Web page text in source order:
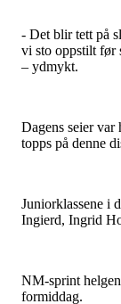
- Det blir tett på
vi sto oppstilt før
– ydmykt.
Dagens seier
topps på denne
Juniorklassene i
Ingierd, Ingrid
NM-sprint
formiddag.